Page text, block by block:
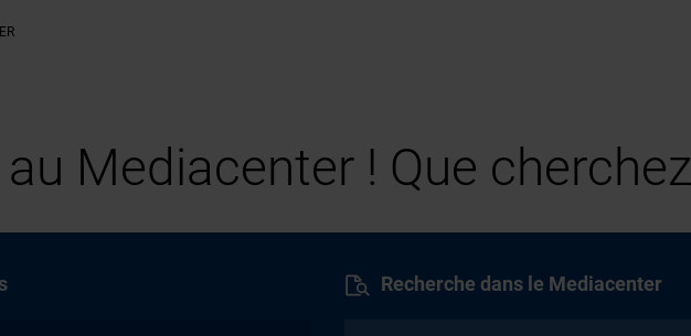
Mediacenter ! Que
Recherche dans le Mediacenter